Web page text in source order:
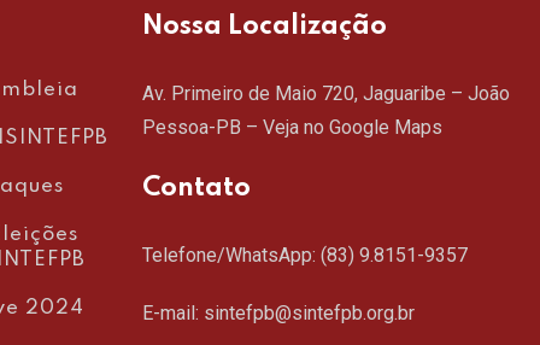
2024
Nossa Localização
Av. Primeiro de Maio 720, Jaguaribe – João
Pessoa-PB – Veja no Google Maps
Contato
Telefone/WhatsApp: (83) 9.8151-9357
E-mail: sintefpb@sintefpb.org.br